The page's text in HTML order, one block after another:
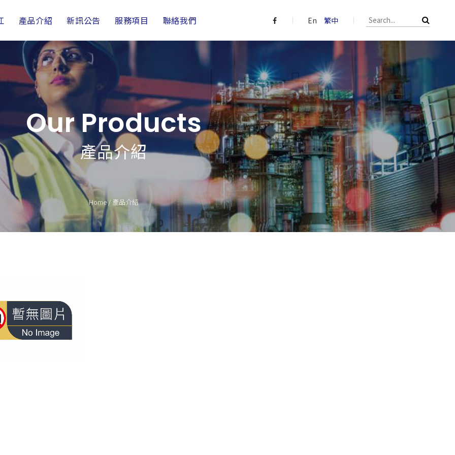
產品介紹 新訊公告 服務項目 聯絡我們 En 繁中
Our Products
產品介紹
Home/產品介紹